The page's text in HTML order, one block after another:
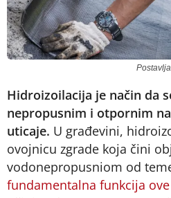
Hidroizoilacija je način da
nepropusnim i otpornim
uticaje. U građevini,
ovojnicu zgrade koja čini
vodonepropusniom od
fundamentalna funkcija